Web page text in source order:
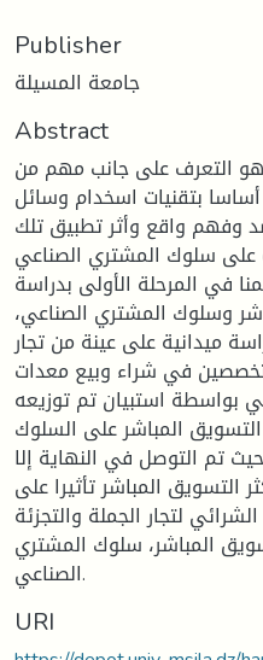
Publisher
جامعة المسيلة
Abstract
التعرف على جانب مهم من
بتقنيات اسخدام وسائل
وفهم واقع وأثر تطبيق تلك
على سلوك المشتري الصناعي.
في المرحلة الأولى بدراسة
وسلوك المشتري الصناعي،
ميدانية على عينة من تجار
في شراء وبيع معدات
بواسطة استبيان تم توزيعه
المباشر على السلوك
تم التوصل في النهاية إلا
التسويق المباشر تأثيرا على
لتجار الجملة والتجزئة.
المباشر، سلوك المشتري
الصناعي.
URI